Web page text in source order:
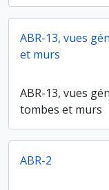
ABR-13, vues
et murs
ABR-13, vues
tombes et murs
ABR-2